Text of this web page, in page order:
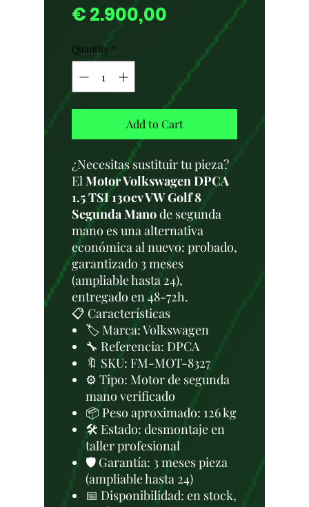
€ 2.900,00
Quantity *
Add to Cart
¿Necesitas sustituir tu pieza?
ElMotor Volkswagen DPCA
1.5 TSI 130cv VW Golf 8
Segunda Manode segunda
mano es una alternativa
económica al nuevo: probado,
garantizado 3 meses
(ampliable hasta 24),
entregado en 48-72h.
📋 Características
🏷️ Marca: Volkswagen
🔧 Referencia: DPCA
🔖 SKU: FM-MOT-8327
⚙️ Tipo: Motor de segunda
mano verificado
📦 Peso aproximado: 126 kg
🛠 Estado: desmontaje en
taller profesional
🛡️ Garantía: 3 meses pieza
(ampliable hasta 24)
📅 Disponibilidad: en stock,